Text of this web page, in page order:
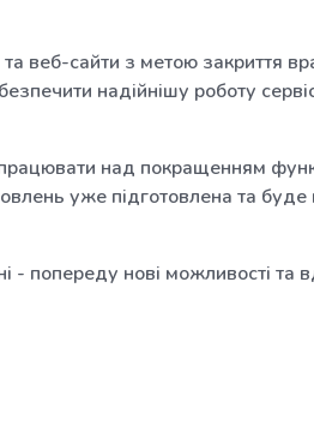
веб-сайти з метою закриття
надійнішу роботу
над покращенням
уже підготовлена та
- попереду нові можливості та